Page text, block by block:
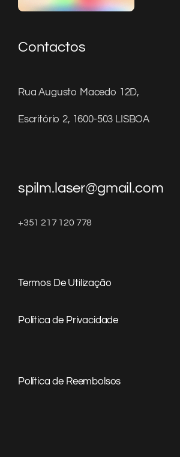
Contactos
Rua Augusto Macedo 12D,
Escritório 2, 1600-503 LISBOA
spilm.laser@gmail.com
+351 217 120 778
Termos De Utilização
Política de Privacidade
Política de Reembolsos